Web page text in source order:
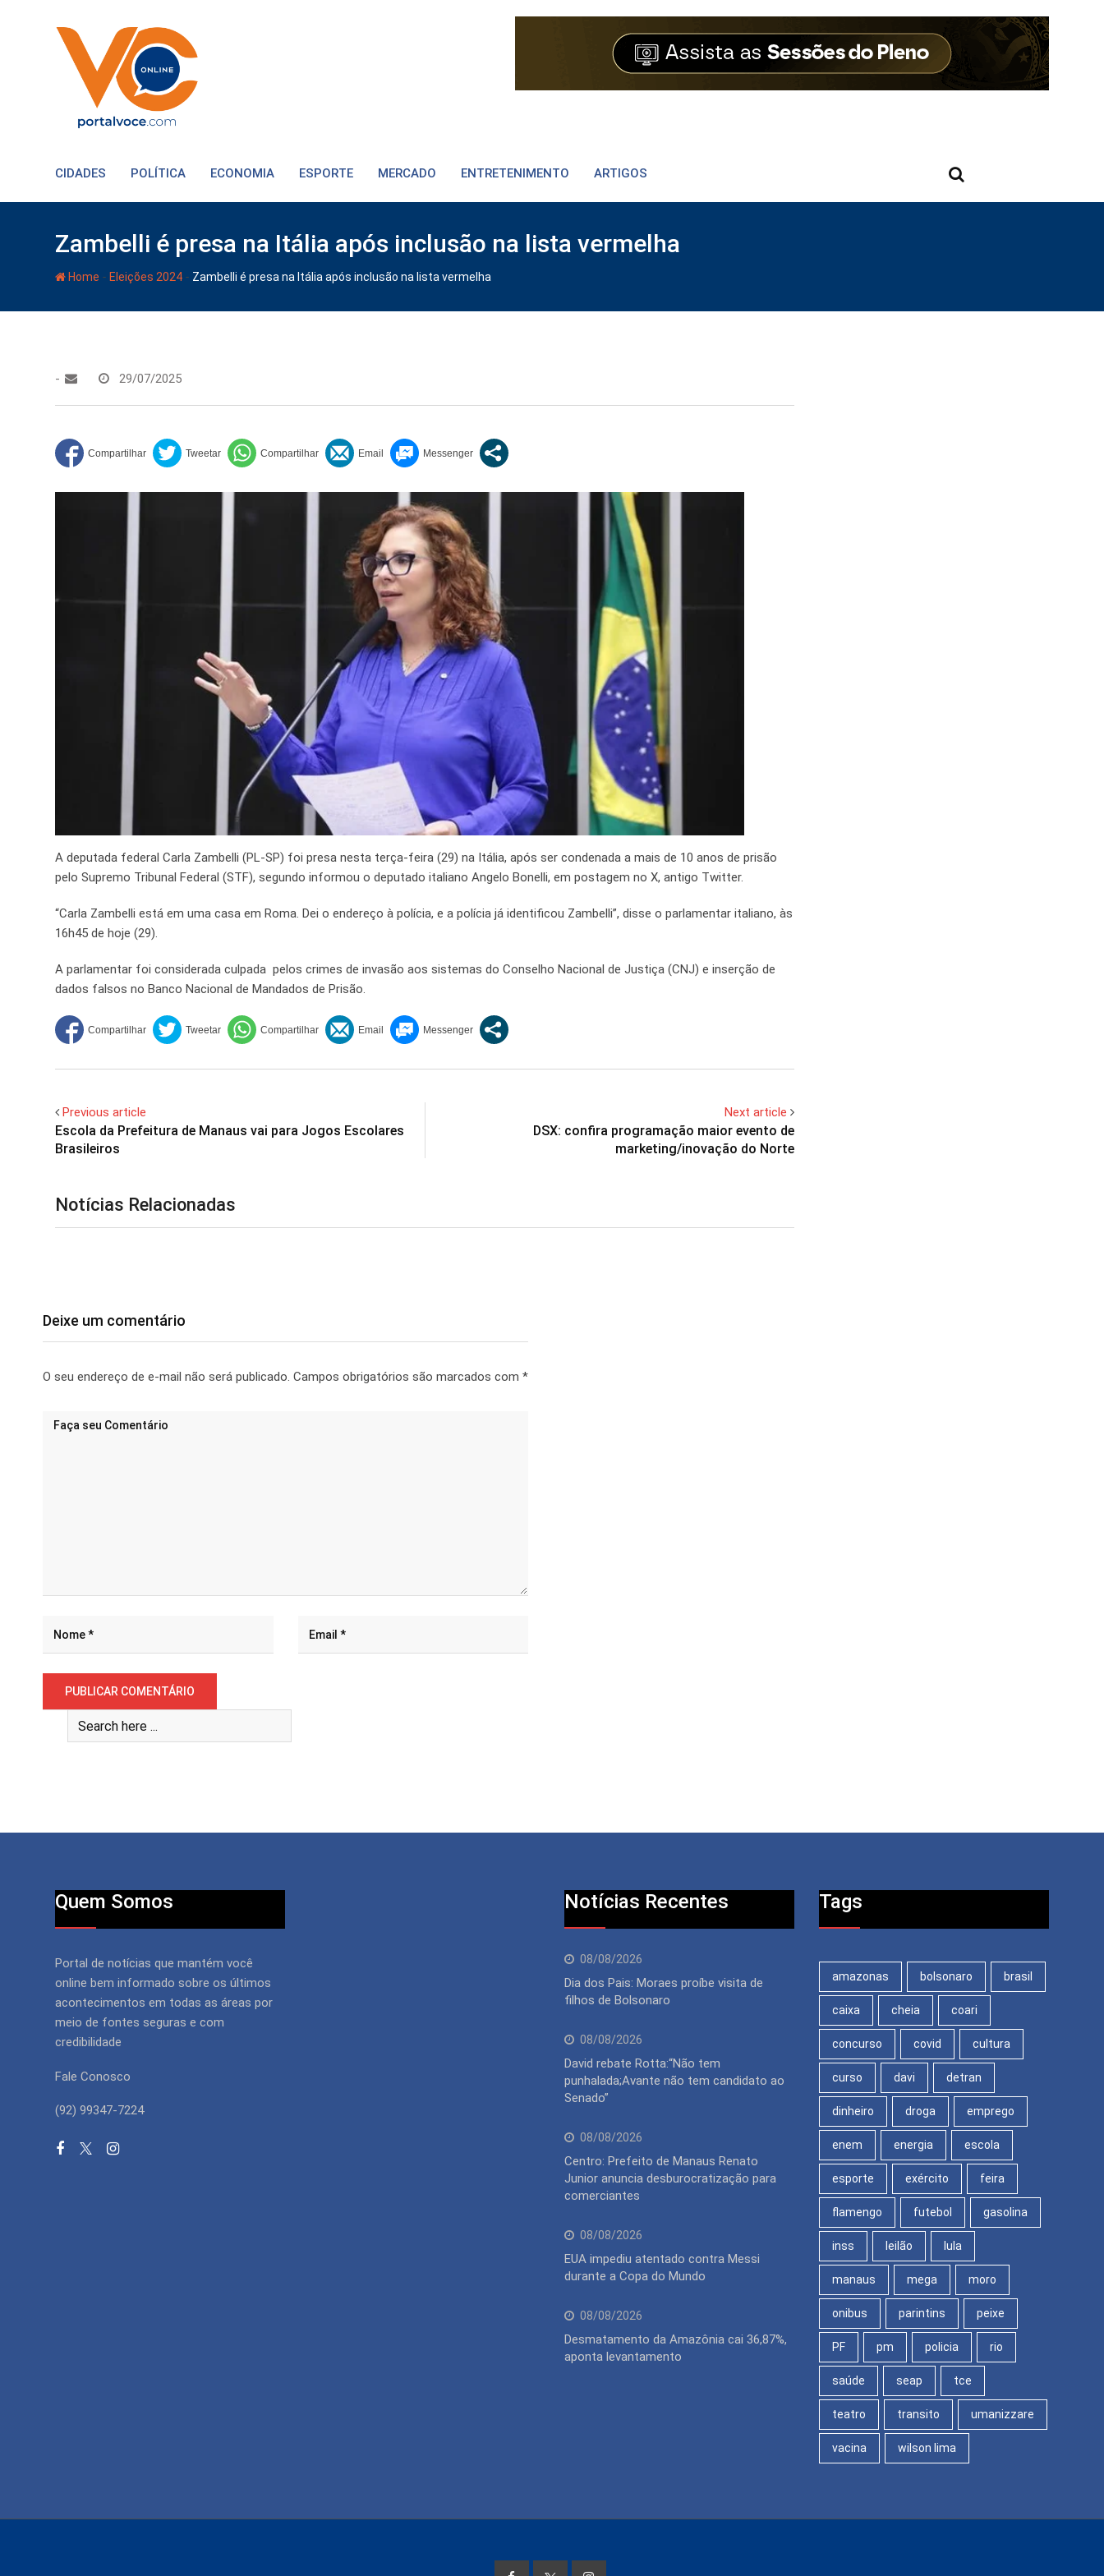
CIDADES POLÍTICA ECONOMIA ESPORTE MERCADO ENTRETENIMENTO ARTIGOS
Zambelli é presa na Itália após inclusão na lista vermelha
Home - Eleições 2024 - Zambelli é presa na Itália após inclusão na lista vermelha
- 29/07/2025
A deputada federal Carla Zambelli (PL-SP) foi presa nesta terça-feira (29) na Itália, após ser condenada a mais de 10 anos de prisão
pelo Supremo Tribunal Federal (STF), segundo informou o deputado italiano Angelo Bonelli, em postagem no X, antigo Twitter.
“Carla Zambelli está em uma casa em Roma. Dei o endereço à polícia, e a polícia já identificou Zambelli”, disse o parlamentar italiano, às
16h45 de hoje (29).
A parlamentar foi considerada culpada pelos crimes de invasão aos sistemas do Conselho Nacional de Justiça (CNJ) e inserção de
dados falsos no Banco Nacional de Mandados de Prisão.
Previous article
Escola da Prefeitura de Manaus vai para Jogos Escolares
Brasileiros
Next article
DSX: confira programação maior evento de
marketing/inovação do Norte
Notícias Relacionadas
Deixe um comentário
O seu endereço de e-mail não será publicado. Campos obrigatórios são marcados com *
Quem Somos
Portal de notícias que mantém você
online bem informado sobre os últimos
acontecimentos em todas as áreas por
meio de fontes seguras e com
credibilidade
Fale Conosco
(92) 99347-7224
Notícias Recentes
08/08/2026
Dia dos Pais: Moraes proíbe visita de
filhos de Bolsonaro
08/08/2026
David rebate Rotta:“Não tem
punhalada;Avante não tem candidato ao
Senado”
08/08/2026
Centro: Prefeito de Manaus Renato
Junior anuncia desburocratização para
comerciantes
08/08/2026
EUA impediu atentado contra Messi
durante a Copa do Mundo
08/08/2026
Desmatamento da Amazônia cai 36,87%,
aponta levantamento
Tags
amazonas bolsonaro brasil
caixa cheia coari
concurso covid cultura
curso davi detran
dinheiro droga emprego
enem energia escola
esporte exército feira
flamengo futebol gasolina
inss leilão lula
manaus mega moro
onibus parintins peixe
PF pm policia rio
saúde seap tce
teatro transito umanizzare
vacina wilson lima